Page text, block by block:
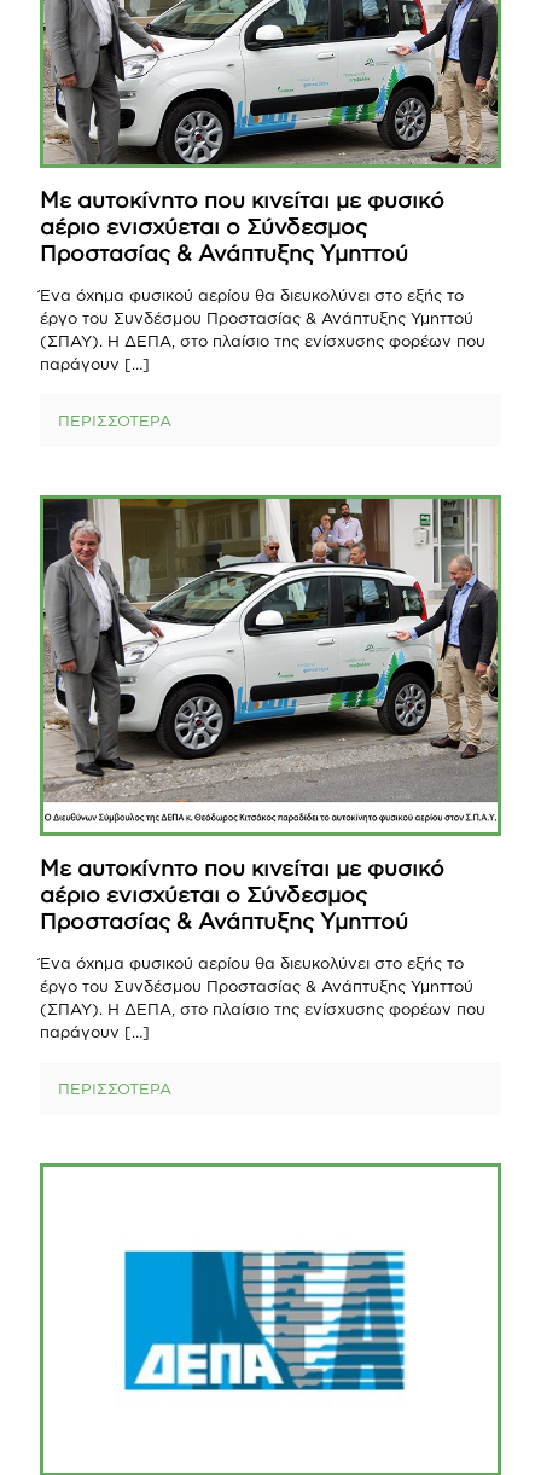
Με αυτοκίνητο που κινείται με φυσικό
αέριο ενισχύεται ο Σύνδεσμος
Προστασίας & Ανάπτυξης Υμηττού
Ένα όχημα φυσικού αερίου θα διευκολύνει στο εξής το
έργο του Συνδέσμου Προστασίας & Ανάπτυξης Υμηττού
(ΣΠΑΥ). Η ΔΕΠΑ, στο πλαίσιο της ενίσχυσης φορέων που
παράγουν […]
ΠΕΡΙΣΣΟΤΕΡΑ
Με αυτοκίνητο που κινείται με φυσικό
αέριο ενισχύεται ο Σύνδεσμος
Προστασίας & Ανάπτυξης Υμηττού
Ένα όχημα φυσικού αερίου θα διευκολύνει στο εξής το
έργο του Συνδέσμου Προστασίας & Ανάπτυξης Υμηττού
(ΣΠΑΥ). Η ΔΕΠΑ, στο πλαίσιο της ενίσχυσης φορέων που
παράγουν […]
ΠΕΡΙΣΣΟΤΕΡΑ